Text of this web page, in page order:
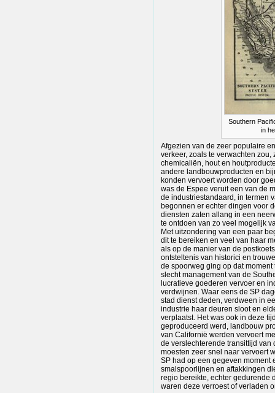
Southern
in
Afgezien van de zeer populaire
verkeer, zoals te verwachten
chemicaliën, hout en
andere landbouwproducten en
konden vervoert worden door
was de Espee veruit een van de
de industriestandaard, in termen
begonnen er echter dingen voor
diensten zaten allang in een
te ontdoen van zo veel mogelijk
Met uitzondering van een paar
dit te bereiken en veel van haar
als op de manier van de
ontsteltenis van historici en
de spoorweg ging op dat
slecht management van de
lucratieve goederen vervoer en
verdwijnen. Waar eens de SP
stad dienst deden, verdween in
industrie haar deuren sloot en
verplaatst. Het was ook in deze
geproduceerd werd, landbouw
van Californië werden vervoert
de verslechterende transittijd van
moesten zeer snel naar vervoert
SP had op een gegeven moment
smalspoorlijnen en aftakkingen
regio bereikte, echter gedurende
waren deze verroest of verladen